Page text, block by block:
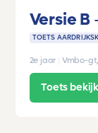
Versie B
TOETS
2e jaar Vmbo-
Toets